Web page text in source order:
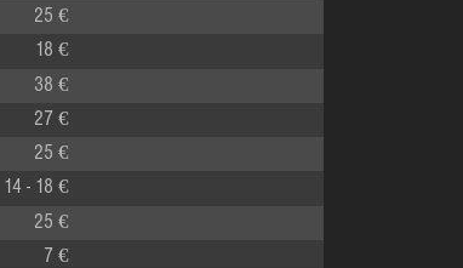
25 €
18 €
38 €
27 €
25 €
14 - 18 €
25 €
7 €